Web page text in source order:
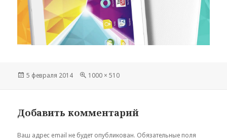
Опубликовано
5 февраля 2014
Полный
1000 × 510
Добавить комментарий
Ваш адрес email не будет опубликован. Обязательные поля